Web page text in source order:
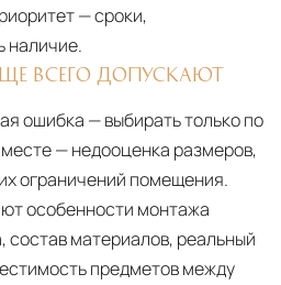
— сроки,
наличие.
ВСЕГО ДОПУСКАЮТ
ошибка — выбирать только по
— недооценка размеров,
ограничений помещения.
особенности монтажа
состав материалов, реальный
предметов между